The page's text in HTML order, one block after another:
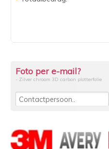
Foto per e-mail?
- Zilver chroom 3D carbon plotterfolie